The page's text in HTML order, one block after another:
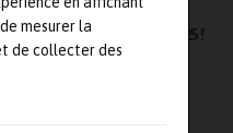
mesurer la
de collecter des
à Global Industrie 2025 !